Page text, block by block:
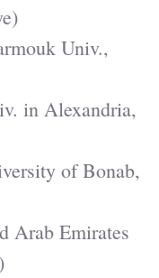
Univ.,
in Alexandria,
of Bonab,
Arab Emirates